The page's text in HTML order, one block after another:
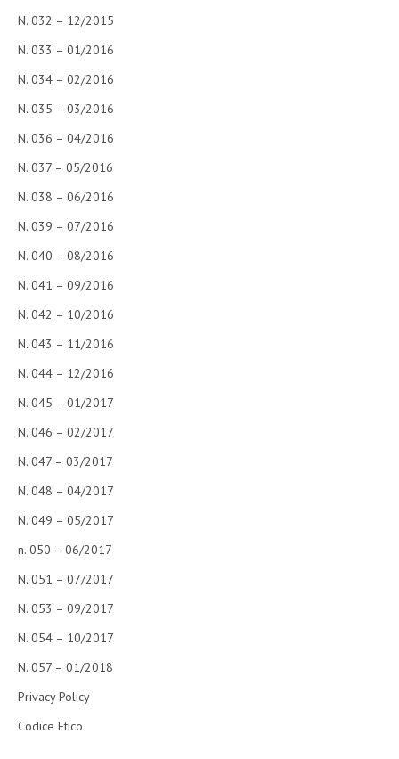
N. 032 – 12/2015
N. 033 – 01/2016
N. 034 – 02/2016
N. 035 – 03/2016
N. 036 – 04/2016
N. 037 – 05/2016
N. 038 – 06/2016
N. 039 – 07/2016
N. 040 – 08/2016
N. 041 – 09/2016
N. 042 – 10/2016
N. 043 – 11/2016
N. 044 – 12/2016
N. 045 – 01/2017
N. 046 – 02/2017
N. 047 – 03/2017
N. 048 – 04/2017
N. 049 – 05/2017
n. 050 – 06/2017
N. 051 – 07/2017
N. 053 – 09/2017
N. 054 – 10/2017
N. 057 – 01/2018
Privacy Policy
Codice Etico